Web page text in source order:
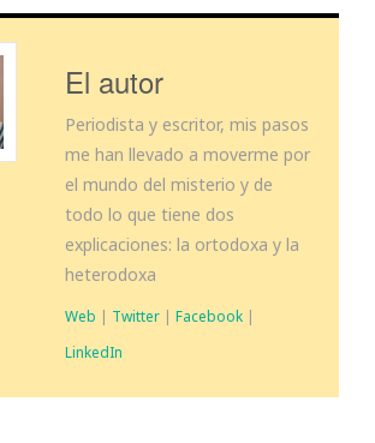
El autor
Periodista y escritor, mis pasos
me han llevado a moverme por
el mundo del misterio y de
todo lo que tiene dos
explicaciones: la ortodoxa y la
heterodoxa
Web | Twitter | Facebook |
LinkedIn